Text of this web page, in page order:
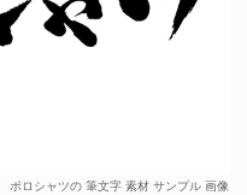
ポロシャツの 筆文字 素材 サンプル 画像